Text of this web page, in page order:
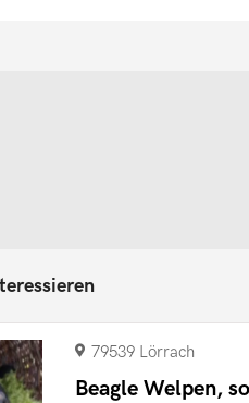
79539 Lörrach
Beagle Welpen,